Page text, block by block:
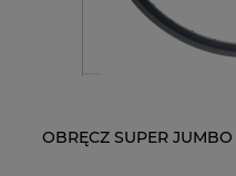
OBRĘCZ SUPER
ŁAŃCUCH KMC X9-93-